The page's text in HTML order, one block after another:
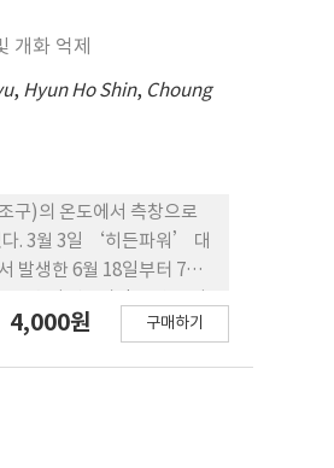
개화 억제
, Hyun Ho Shin, Choung
구)의 온도에서 측창으로
다. 3월 3일 ‘히든파워’ 대
발생한 6월 18일부터 7월
루병과 두점박이응애 피해
꽃은 1.2개로 나타났다. 이
담배가루이, 두점박이응애
4,000원 구매하기